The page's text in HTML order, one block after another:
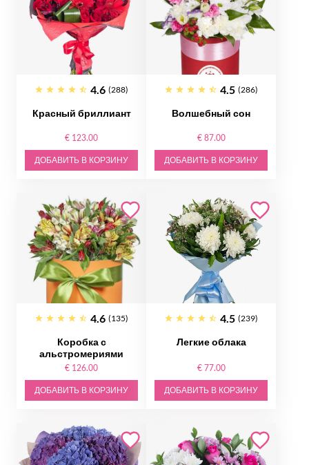
4.6 (288)
Красный бриллиант
€ 123.00
ДОБАВИТЬ В КОРЗИНУ
4.5 (286)
Волшебный сон
€ 87.00
ДОБАВИТЬ В КОРЗИНУ
4.6 (135)
Коробка с
альстромериями
€ 126.00
ДОБАВИТЬ В КОРЗИНУ
4.5 (239)
Легкие облака
€ 77.00
ДОБАВИТЬ В КОРЗИНУ